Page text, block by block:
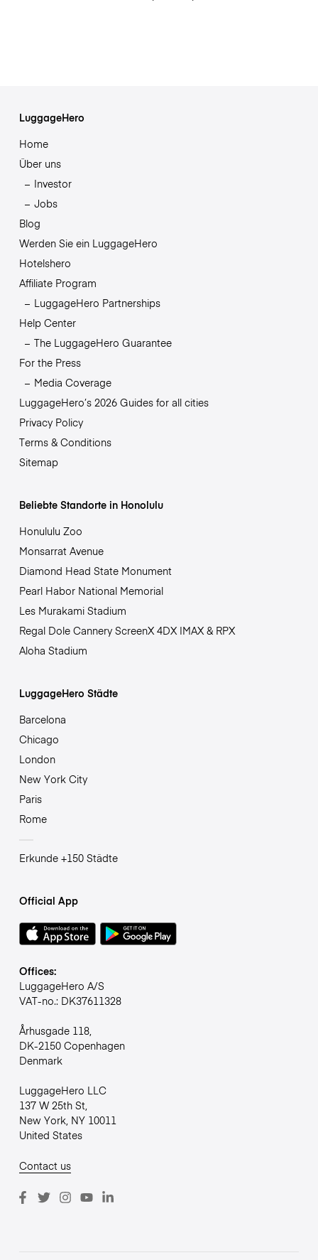
LuggageHero
Home
Über uns
Investor
Jobs
Blog
Werden Sie ein LuggageHero
Hotelshero
Affiliate Program
LuggageHero Partnerships
Help Center
The LuggageHero Guarantee
For the Press
Media Coverage
LuggageHero’s 2026 Guides for all cities
Privacy Policy
Terms & Conditions
Sitemap
Beliebte Standorte in Honolulu
Honululu Zoo
Monsarrat Avenue
Diamond Head State Monument
Pearl Habor National Memorial
Les Murakami Stadium
Regal Dole Cannery ScreenX 4DX IMAX & RPX
Aloha Stadium
LuggageHero Städte
Barcelona
Chicago
London
New York City
Paris
Rome
Erkunde +150 Städte
Official App
Offices:
LuggageHero A/S
VAT-no.: DK37611328
Århusgade 118,
DK-2150 Copenhagen
Denmark
LuggageHero LLC
137 W 25th St,
New York, NY 10011
United States
Contact us